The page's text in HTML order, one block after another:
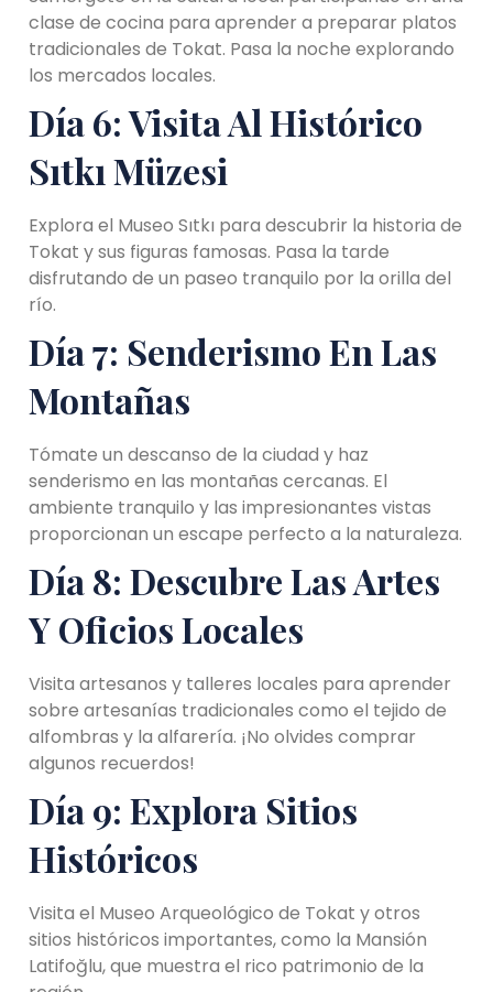
clase de cocina para aprender a preparar platos
tradicionales de Tokat. Pasa la noche explorando
los mercados locales.
Día 6: Visita Al Histórico
Sıtkı Müzesi
Explora el Museo Sıtkı para descubrir la historia de
Tokat y sus figuras famosas. Pasa la tarde
disfrutando de un paseo tranquilo por la orilla del
río.
Día 7: Senderismo En Las
Montañas
Tómate un descanso de la ciudad y haz
senderismo en las montañas cercanas. El
ambiente tranquilo y las impresionantes vistas
proporcionan un escape perfecto a la naturaleza.
Día 8: Descubre Las Artes
Y Oficios Locales
Visita artesanos y talleres locales para aprender
sobre artesanías tradicionales como el tejido de
alfombras y la alfarería. ¡No olvides comprar
algunos recuerdos!
Día 9: Explora Sitios
Históricos
Visita el Museo Arqueológico de Tokat y otros
sitios históricos importantes, como la Mansión
Latifoğlu, que muestra el rico patrimonio de la